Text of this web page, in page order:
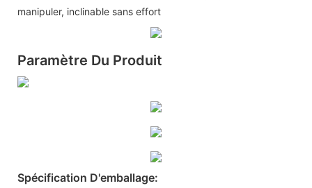
manipuler, inclinable sans effort
Paramètre Du Produit
Spécification D'emballage: